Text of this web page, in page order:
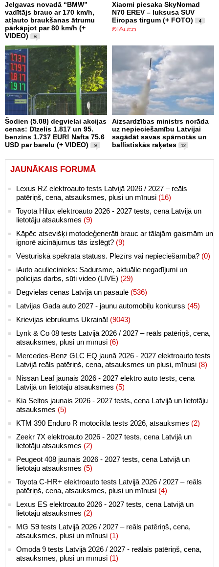
Jelgavas novadā “BMW”
vadītājs brauc ar 170 km/h,
atļauto braukšanas ātrumu
pārkāpjot par 80 km/h (+
VIDEO)
6
Xiaomi piesaka SkyNomad
N70 EREV – luksusa SUV
Eiropas tirgum (+ FOTO)
4
Šodien (5.08) degvielai akcijas
cenas: Dīzelis 1.817 un 95.
benzīns 1.737 EUR! Nafta 75.6
USD par barelu (+ VIDEO)
9
Aizsardzības ministrs norāda
uz nepieciešamību Latvijai
sagādāt savas spārnotās un
ballistiskās raķetes
12
JAUNĀKAIS FORUMĀ
Lexus RZ elektroauto tests Latvijā 2026 / 2027 – reāls
patēriņš, cena, atsauksmes, plusi un mīnusi (16)
Toyota Hilux elektroauto 2026 - 2027 tests, cena Latvijā un
lietotāju atsauksmes (9)
Kāpēc atsevišķi motodeģenerāti brauc ar tālajām gaismām un
ignorē aicinājumus tās izslēgt? (9)
Vēsturiskā spēkrata statuss. Plezīrs vai nepieciešamība? (0)
iAuto aculiecinieks: Sadursme, aktuālie negadījumi un
policijas darbs, sūti video (LIVE) (29)
Degvielas cenas Latvijā un pasaulē (536)
Latvijas Gada auto 2027 - jaunu automobiļu konkurss (45)
Krievijas iebrukums Ukrainā! (9043)
Lynk & Co 08 tests Latvijā 2026 / 2027 – reāls patēriņš, cena,
atsauksmes, plusi un mīnusi (6)
Mercedes-Benz GLC EQ jaunā 2026 - 2027 elektroauto tests
Latvijā reāls patēriņš, cena, atsauksmes un plusi, mīnusi (8)
Nissan Leaf jaunais 2026 - 2027 elektro auto tests, cena
Latvijā un lietotāju atsauksmes (5)
Kia Seltos jaunais 2026 - 2027 tests, cena Latvijā un lietotāju
atsauksmes (5)
KTM 390 Enduro R motocikla tests 2026, atsauksmes (2)
Zeekr 7X elektroauto 2026 - 2027 tests, cena Latvijā un
lietotāju atsauksmes (2)
Peugeot 408 jaunais 2026 - 2027 tests, cena Latvijā un
lietotāju atsauksmes (5)
Toyota C-HR+ elektroauto tests Latvijā 2026 / 2027 – reāls
patēriņš, cena, atsauksmes, plusi un mīnusi (4)
Lexus ES elektroauto 2026 - 2027 tests, cena Latvijā un
lietotāju atsauksmes (2)
MG S9 tests Latvijā 2026 / 2027 – reāls patēriņš, cena,
atsauksmes, plusi un mīnusi (1)
Omoda 9 tests Latvijā 2026 / 2027 - reālais patēriņš, cena,
atsauksmes, plusi un mīnusi (1)